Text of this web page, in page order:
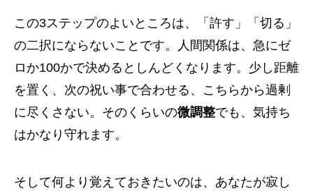
この3ステップのよいところは、「許す」「切る」
の二択にならないことです。人間関係は、急にゼ
ロか100かで決めるとしんどくなります。少し距離
を置く、次の祝い事で合わせる、こちらから過剰
に尽くさない。そのくらいの微調整でも、気持ち
はかなり守れます。
そして何より覚えておきたいのは、あなたが寂し